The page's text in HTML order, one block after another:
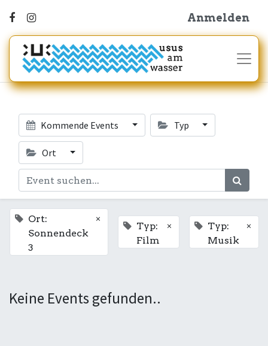
Anmelden
Kommende Events Typ
Ort
Ort:
Sonnendeck
3
×
Typ:
Film
×
Typ:
Musik
×
Keine Events gefunden..